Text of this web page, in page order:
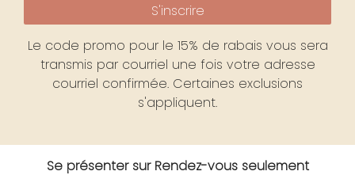
S'inscrire
Le code promo pour le 15% de rabais vous sera
transmis par courriel une fois votre adresse
courriel confirmée. Certaines exclusions
s'appliquent.
Se présenter sur Rendez-vous seulement